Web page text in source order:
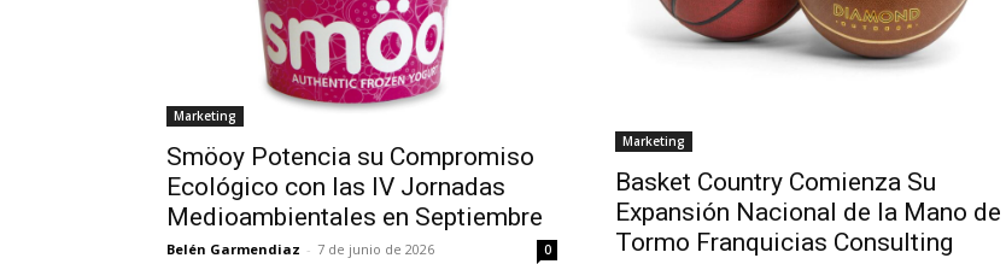
Marketing
Smöoy Potencia su Compromiso
Ecológico con las IV Jornadas
Medioambientales en Septiembre
Belén Garmendiaz - 7 de junio de 2026 0
Marketing
Basket Country Comienza Su
Expansión Nacional de la Mano de
Tormo Franquicias Consulting